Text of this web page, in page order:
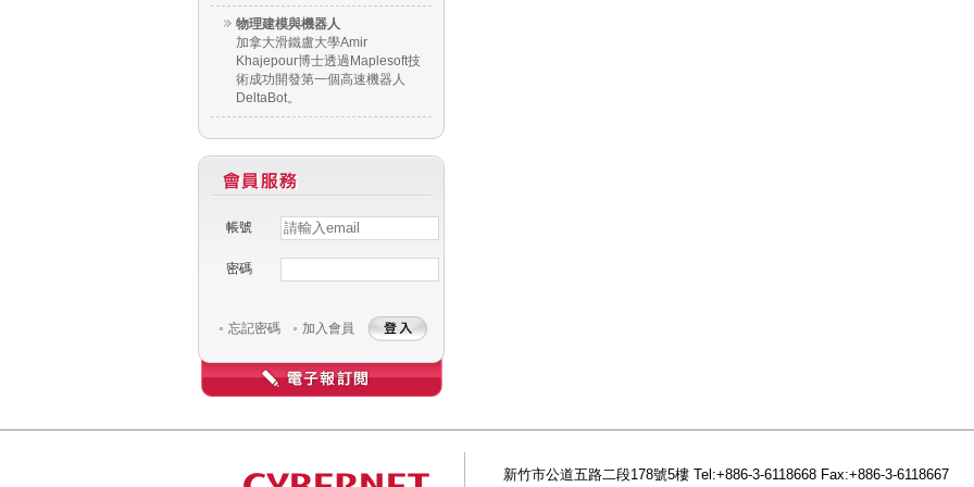
物理建模與機器人
加拿大滑鐵盧大學Amir
Khajepour博士透過Maplesoft技
術成功開發第一個高速機器人
DeltaBot。
帳號 Username
密碼
忘記密碼 加入會員
新竹市公道五路二段178號5樓 Tel:+886-3-6118668 Fax:+886-3-6118667